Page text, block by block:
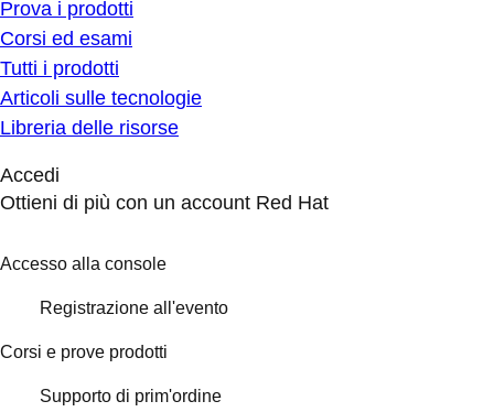
Prova i prodotti
Corsi ed esami
Tutti i prodotti
Articoli sulle tecnologie
Libreria delle risorse
Accedi
Ottieni di più con un account Red Hat
Accesso alla console
Registrazione all'evento
Corsi e prove prodotti
Supporto di prim'ordine